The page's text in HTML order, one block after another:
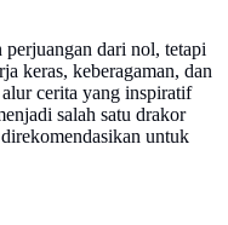
dari nol, tetapi
keras, keberagaman, dan
cerita yang inspiratif
salah satu drakor
untuk